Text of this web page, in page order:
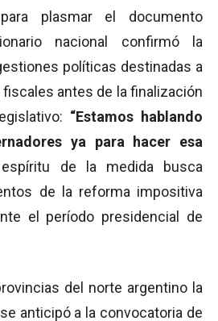
plasmar el documento
nacional confirmó la
políticas destinadas a
antes de la finalización
“Estamos hablando
ya para hacer esa
de la medida busca
de la reforma impositiva
el período presidencial de
del norte argentino la
anticipó a la convocatoria de